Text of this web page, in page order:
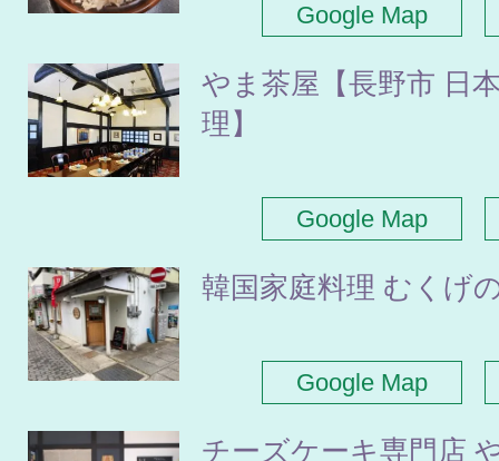
Google Map
やま茶屋【長野市 日
理】
Google Map
韓国家庭料理 むくげ
Google Map
チーズケーキ専門店